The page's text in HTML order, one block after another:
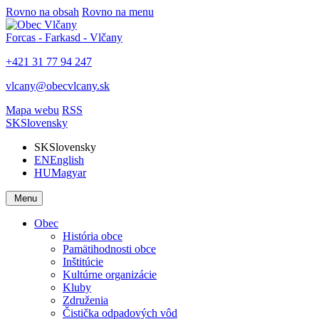
Rovno na obsah Rovno na menu
Forcas - Farkasd - Vlčany
+421 31 77 94 247
vlcany@obecvlcany.sk
Mapa webu RSS
SKSlovensky
SKSlovensky
ENEnglish
HUMagyar
Menu
Obec
História obce
Pamätihodnosti obce
Inštitúcie
Kultúrne organizácie
Kluby
Združenia
Čistička odpadových vôd